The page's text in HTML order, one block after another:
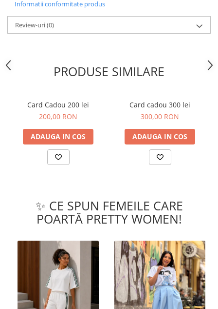
se introduce la finalizarea comenzii online sau se prezintă în
magazin, la casă.
💝 Ideal pentru aniversări, pensionări, gesturi de recunoștință
sau pur și simplu pentru a spune:
Informatii conformitate produs
Review-uri(0)
PRODUSE SIMILARE
Card Cadou 200 lei
200,00 RON
ADAUGA IN COS
Card cadou 300 lei
300,00 RON
ADAUGA IN COS
✨ CE SPUN FEMEILE CARE
POARTĂ PRETTY WOMEN!